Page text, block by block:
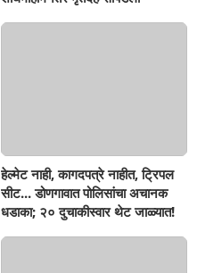
हेल्मेट नाही, कागदपत्रे नाहीत, ट्रिपल
सीट... डोणगावात पोलिसांचा अचानक
धडाका; २० दुचाकीस्वार थेट जाळ्यात!